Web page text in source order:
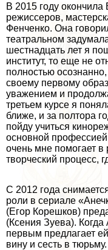
В 2015 году
режиссеров,
Фенченко. Она
театральном
шестнадцать лет я
институт, то еще не
полностью
своему первому
уважением и
третьем курсе я
ближе, и за полтора
пойду учиться
основной
очень мне помогает
творческий процесс,
С 2012 года
роли в сериале
(Егор Корешков)
(Ксения Зуева).
первым предлагает
вину и сесть в тюрьму.